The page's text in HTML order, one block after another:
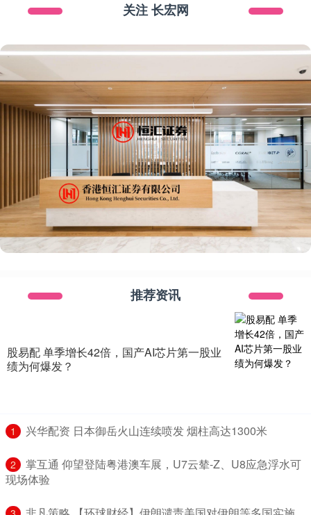
关注 长宏网
推荐资讯
股易配 单季增长42倍，国产AI芯片第一股业
绩为何爆发？
1 ​兴华配资 日本御岳火山连续喷发 烟柱高达1300米
2
​掌互通 仰望登陆粤港澳车展，U7云辇-Z、U8应急浮水可
现场体验